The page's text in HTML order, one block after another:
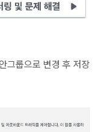
그룹으로 변경 후 저장